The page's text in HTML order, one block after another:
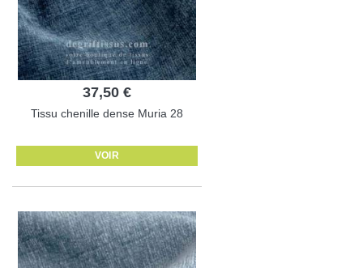
37,50 €
Tissu chenille dense Muria 28
VOIR